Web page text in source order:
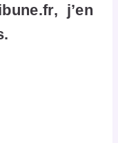
j’en